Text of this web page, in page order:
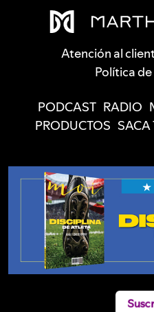
Atención al
Política
PODCAST RADIO
PRODUCTOS SACA